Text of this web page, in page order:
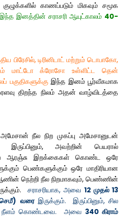
காணப்படும் மிகவும் சமூக
இந்த இனத்தின் சராசரி ஆயுட்காலம் 40-
பிரேசில், டிரினிடாட் மற்றும் டொபாகோ,
மாட்டோ க்ரோசோ உள்ளிட்ட தென்
பகுதிகளுக்குஇந்த இனம் பூர்வீகமாக
திறந்த நிலம் அதன் வாழ்விடத்தை
நீல நிற முகப்பு அமேசானுடன்
இருப்பினும், அவற்றின் பெயரால்
ஆரஞ்சு இறக்கைகள் கொண்ட ஒரே
பெண்களுக்கும் ஒரே மாதிரியான
நெற்றி நீல நிறமாகவும், பெண்ணின்
சராசரியாக, அவை 12 முதல் 13
வரைஇருக்கும். இருப்பினும், சில
கொண்டவை. அவை 340 கிராம்